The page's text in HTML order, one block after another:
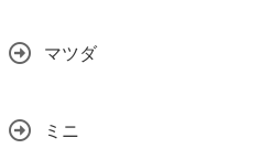
マツダ
ミニ